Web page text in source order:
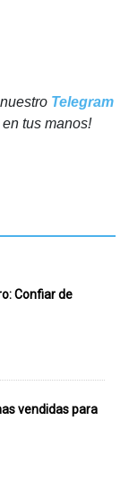
Telegram
tus manos!
Confiar de
vendidas para